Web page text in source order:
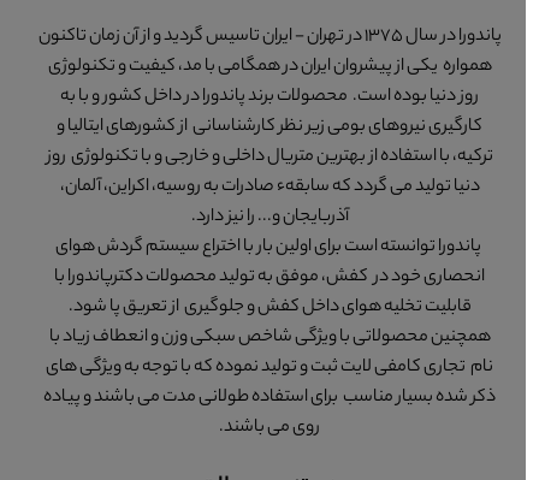
پاندورا در سال 1375 در تهران - ایران تاسیس گردید و از آن زمان تاکنون
همواره یکی از پیشروان ایران در همگامی با مد، کیفیت و تکنولوژی
روز دنیا بوده است. محصولات برند پاندورا در داخل کشور و با به
کارگیری نیروهای بومی زیر نظر کارشناسانی از کشورهای ایتالیا و
ترکیه، با استفاده از بهترین متریال داخلی و خارجی و با تکنولوژی روز
دنیا تولید می گردد که سابقهء صادرات به روسیه، اکراین، آلمان،
آذربایجان و... را نیز دارد.
پاندورا توانسته است برای اولین بار با اختراع سیستم گردش هوای
انحصاری خود در کفش، موفق به تولید محصولات دکترپاندورا با
قابلیت تخلیه هوای داخل کفش و جلوگیری از تعریق پا شود.
همچنین محصولاتی با ویژگی شاخص سبکی وزن و انعطاف زیاد با
نام تجاری کامفی لایت ثبت و تولید نموده که با توجه به ویژگی های
ذکر شده بسیار مناسب برای استفاده طولانی مدت می باشند و پیاده
روی می باشند.